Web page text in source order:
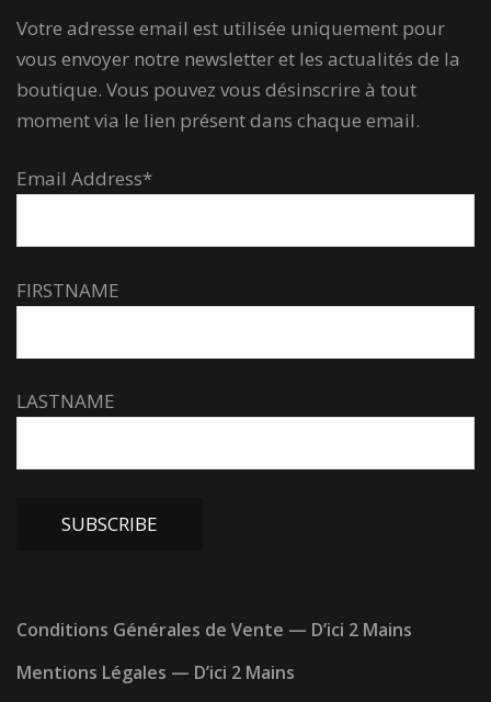
Votre adresse email est utilisée uniquement pour
vous envoyer notre newsletter et les actualités de la
boutique. Vous pouvez vous désinscrire à tout
moment via le lien présent dans chaque email.
Email Address*
FIRSTNAME
LASTNAME
Conditions Générales de Vente — D’ici 2 Mains
Mentions Légales — D’ici 2 Mains